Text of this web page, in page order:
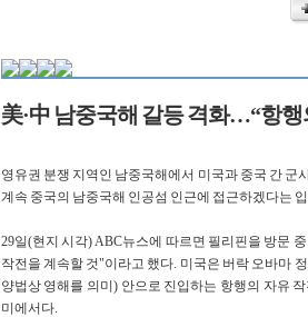
美·中 남중국해 갈등 격화…“항행
영유권 분쟁 지역인 남중국해에서 미국과 중국 간 군
계속 중국의 남중국해 인공섬 인근에 접근하겠다는
29일(현지 시각) ABC뉴스에 따르면 필리핀을 방문
작전을 계속할 것"이라고 했다. 미국은 버락 오바마
양법상 영해를 의미) 안으로 진입하는 항행의 자유
미에서다.